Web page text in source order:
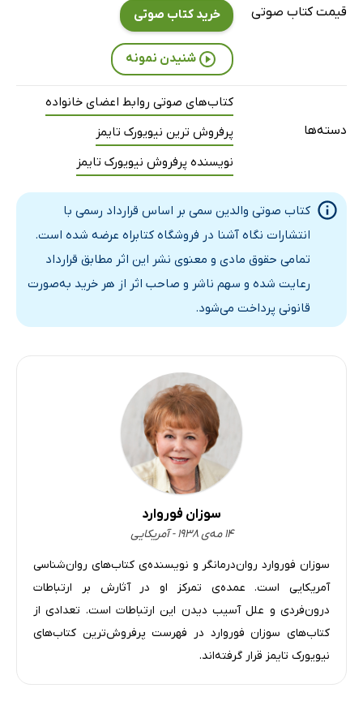
بخش دوم ـ نه: مجبور نیستید ببخشید
ده: من بزرگ شده‌ام، پس چرا احساس نمی‌کنم که شخصیت
46 دقیقه دوازده: پس چه کسی مسئول است؟
سیزده: رویارویی؛ راه استقلال
26 دقیقه پانزده: شکستن چرخه
16 دقیقه بخش سوم: رهاکردن مبارزه
قیمت کتاب صوتی خرید کتاب صوتی
شنیدن نمونه
دسته‌ها
کتاب‌های صوتی روابط اعضای خانواده
پرفروش ترین نیویورک تایمز
نویسنده پرفروش نیویورک تایمز
کتاب صوتی والدین سمی بر اساس قرارداد رسمی با
انتشارات نگاه آشنا در فروشگاه کتابراه عرضه شده است.
تمامی حقوق مادی و معنوی نشر این اثر مطابق قرارداد
رعایت شده و سهم ناشر و صاحب اثر از هر خرید به‌صورت
قانونی پرداخت می‌شود.
سوزان فوروارد
۱۴ مه‌ی ۱۹۳۸ - آمریکایی
سوزان فوروارد روان‌درمانگر و نویسنده‌ی کتاب‌های روان‌شناسی
آمریکایی‌ است. عمده‌ی تمرکز او در آثارش بر ارتباطات
درون‌فردی و علل آسیب دیدن این ارتباطات است. تعدادی از
کتاب‌های سوزان فوروارد در فهرست پرفروش‌ترین کتاب‌های
نیویورک تایمز قرار گرفته‌اند.